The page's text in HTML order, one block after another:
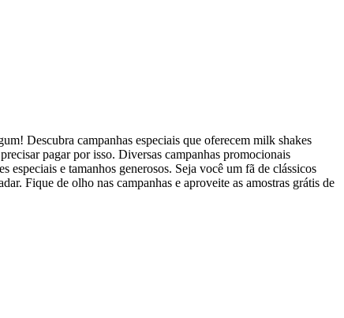
Descubra campanhas especiais que oferecem milk shakes
pagar por isso. Diversas campanhas promocionais
e tamanhos generosos. Seja você um fã de clássicos
Fique de olho nas campanhas e aproveite as amostras grátis de